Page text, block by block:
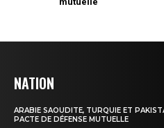
NATION
ARABIE SAOUDITE, TURQUIE ET
PACTE DE DÉFENSE MUTUELLE